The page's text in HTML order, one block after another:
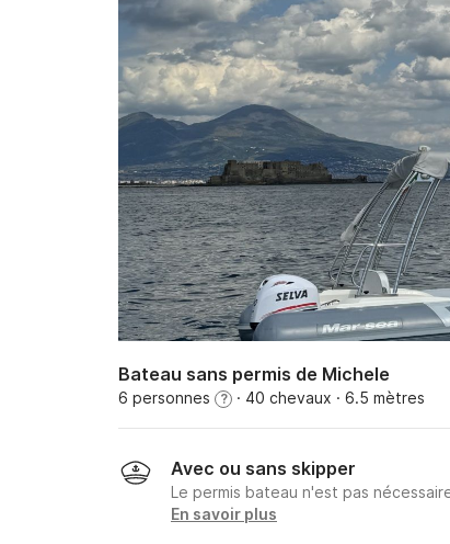
Bateau sans permis de Michele
6 personnes ? · 40 chevaux · 6.5 mètres
Avec ou sans skipper
Le permis bateau n'est pas
En savoir plus